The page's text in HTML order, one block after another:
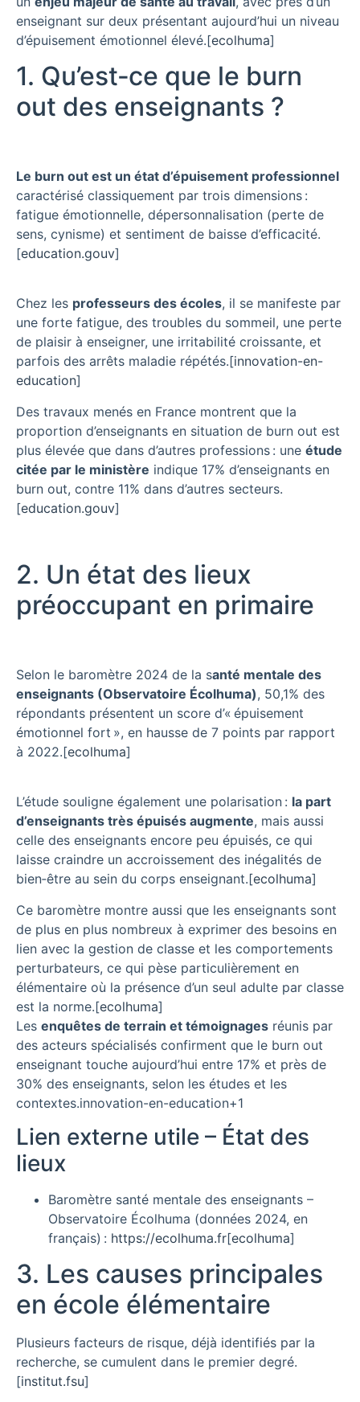
enseignant sur deux présentant aujourd’hui un niveau
d’épuisement émotionnel élevé.[ecolhuma]​
1. Qu’est‑ce que le burn
out des enseignants ?
Le burn out est un état d’épuisement professionnel
caractérisé classiquement par trois dimensions :
fatigue émotionnelle, dépersonnalisation (perte de
sens, cynisme) et sentiment de baisse d’efficacité.
[education.gouv]​
Chez les professeurs des écoles, il se manifeste par
une forte fatigue, des troubles du sommeil, une perte
de plaisir à enseigner, une irritabilité croissante, et
parfois des arrêts maladie répétés.[innovation-en-
education]​
Des travaux menés en France montrent que la
proportion d’enseignants en situation de burn out est
plus élevée que dans d’autres professions : une étude
citée par le ministère indique 17% d’enseignants en
burn out, contre 11% dans d’autres secteurs.
[education.gouv]​
2. Un état des lieux
préoccupant en primaire
Selon le baromètre 2024 de la santé mentale des
enseignants (Observatoire Écolhuma), 50,1% des
répondants présentent un score d’« épuisement
émotionnel fort », en hausse de 7 points par rapport
à 2022.[ecolhuma]​
L’étude souligne également une polarisation : la part
d’enseignants très épuisés augmente, mais aussi
celle des enseignants encore peu épuisés, ce qui
laisse craindre un accroissement des inégalités de
bien‑être au sein du corps enseignant.[ecolhuma]​
Ce baromètre montre aussi que les enseignants sont
de plus en plus nombreux à exprimer des besoins en
lien avec la gestion de classe et les comportements
perturbateurs, ce qui pèse particulièrement en
élémentaire où la présence d’un seul adulte par classe
est la norme.[ecolhuma]​
Les enquêtes de terrain et témoignages réunis par
des acteurs spécialisés confirment que le burn out
enseignant touche aujourd’hui entre 17% et près de
30% des enseignants, selon les études et les
contextes.innovation-en-education+1
Lien externe utile – État des
lieux
Baromètre santé mentale des enseignants –
Observatoire Écolhuma (données 2024, en
français) : https://ecolhuma.fr[ecolhuma]​
3. Les causes principales
en école élémentaire
Plusieurs facteurs de risque, déjà identifiés par la
recherche, se cumulent dans le premier degré.
[institut.fsu]​